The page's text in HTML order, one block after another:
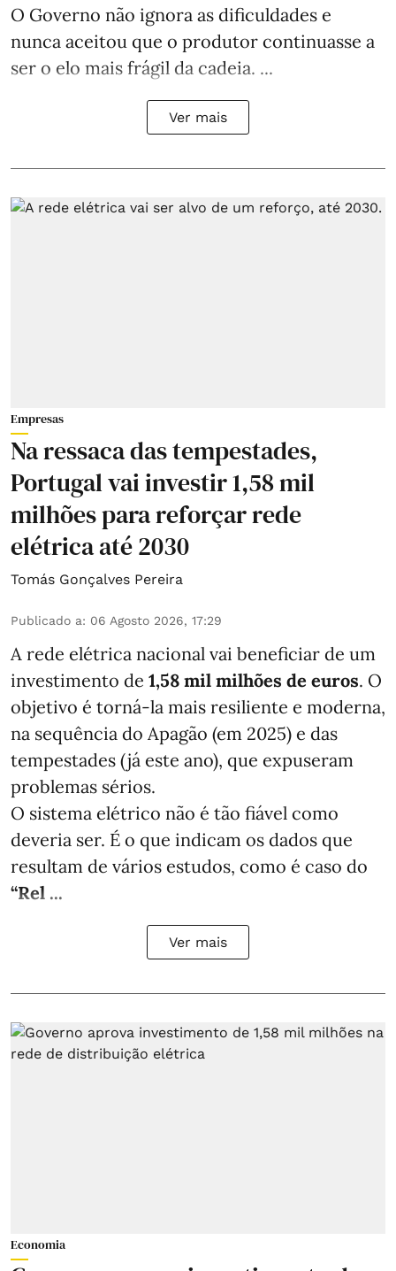
O Governo não ignora as dificuldades e
nunca aceitou que o produtor continuasse a
ser o elo mais frágil da cadeia. ...
Ver mais
Empresas
Na ressaca das tempestades,
Portugal vai investir 1,58 mil
milhões para reforçar rede
elétrica até 2030
Tomás Gonçalves Pereira
Publicado a: 06 Agosto 2026, 17:29
A rede elétrica nacional vai beneficiar de um
investimento de 1,58 mil milhões de euros. O
objetivo é torná-la mais resiliente e moderna,
na sequência do Apagão (em 2025) e das
tempestades (já este ano), que expuseram
problemas sérios.
O sistema elétrico não é tão fiável como
deveria ser. É o que indicam os dados que
resultam de vários estudos, como é caso do
“Rel ...
Ver mais
Economia